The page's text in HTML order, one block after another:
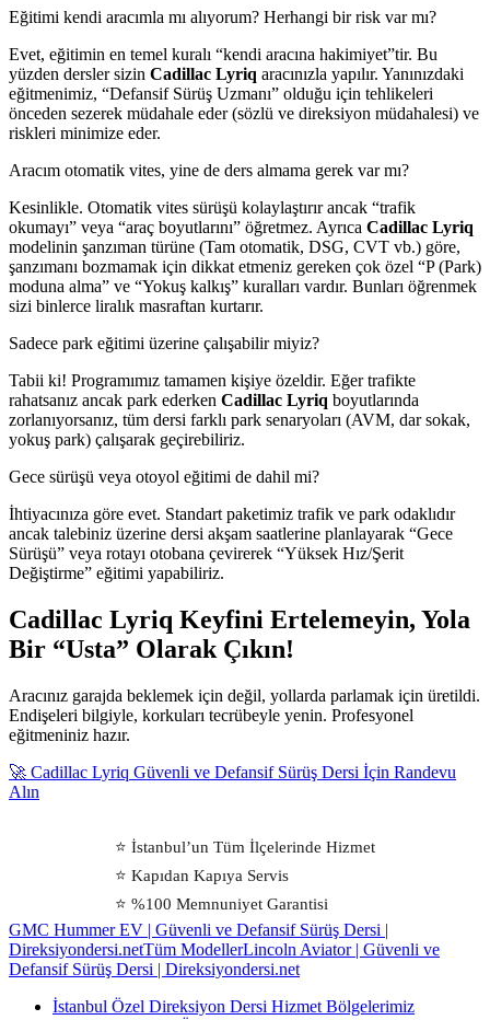
Eğitimi kendi aracımla mı alıyorum? Herhangi bir risk var mı?
Evet, eğitimin en temel kuralı “kendi aracına hakimiyet”tir. Bu
yüzden dersler sizin Cadillac Lyriq aracınızla yapılır. Yanınızdaki
eğitmenimiz, “Defansif Sürüş Uzmanı” olduğu için tehlikeleri
önceden sezerek müdahale eder (sözlü ve direksiyon müdahalesi) ve
riskleri minimize eder.
Aracım otomatik vites, yine de ders almama gerek var mı?
Kesinlikle. Otomatik vites sürüşü kolaylaştırır ancak “trafik
okumayı” veya “araç boyutlarını” öğretmez. Ayrıca Cadillac Lyriq
modelinin şanzıman türüne (Tam otomatik, DSG, CVT vb.) göre,
şanzımanı bozmamak için dikkat etmeniz gereken çok özel “P (Park)
moduna alma” ve “Yokuş kalkış” kuralları vardır. Bunları öğrenmek
sizi binlerce liralık masraftan kurtarır.
Sadece park eğitimi üzerine çalışabilir miyiz?
Tabii ki! Programımız tamamen kişiye özeldir. Eğer trafikte
rahatsanız ancak park ederken Cadillac Lyriq boyutlarında
zorlanıyorsanız, tüm dersi farklı park senaryoları (AVM, dar sokak,
yokuş park) çalışarak geçirebiliriz.
Gece sürüşü veya otoyol eğitimi de dahil mi?
İhtiyacınıza göre evet. Standart paketimiz trafik ve park odaklıdır
ancak talebiniz üzerine dersi akşam saatlerine planlayarak “Gece
Sürüşü” veya rotayı otobana çevirerek “Yüksek Hız/Şerit
Değiştirme” eğitimi yapabiliriz.
Cadillac Lyriq Keyfini Ertelemeyin, Yola
Bir “Usta” Olarak Çıkın!
Aracınız garajda beklemek için değil, yollarda parlamak için üretildi.
Endişeleri bilgiyle, korkuları tecrübeyle yenin. Profesyonel
eğitmeniniz hazır.
🚀 Cadillac Lyriq Güvenli ve Defansif Sürüş Dersi İçin Randevu
Alın
⭐ İstanbul’un Tüm İlçelerinde Hizmet
⭐ Kapıdan Kapıya Servis
⭐ %100 Memnuniyet Garantisi
GMC Hummer EV | Güvenli ve Defansif Sürüş Dersi |
Direksiyondersi.netTüm ModellerLincoln Aviator | Güvenli ve
Defansif Sürüş Dersi | Direksiyondersi.net
İstanbul Özel Direksiyon Dersi Hizmet Bölgelerimiz